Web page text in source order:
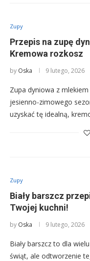
Zupy
Przepis na zupę
Kremowa rozkosz
by Oska 9 lutego, 2026
Zupa dyniowa z
jesienno-zimowego
uzyskać tę idealną,
Zupy
Biały barszcz
Twojej kuchni!
by Oska 9 lutego, 2026
Biały barszcz to dla
świąt, ale odtworzenie